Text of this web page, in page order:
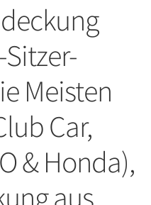
Meisten
Car,
& Honda),
aus